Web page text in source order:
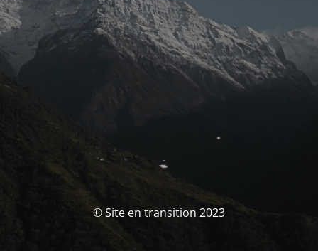
© Site en transition 2023